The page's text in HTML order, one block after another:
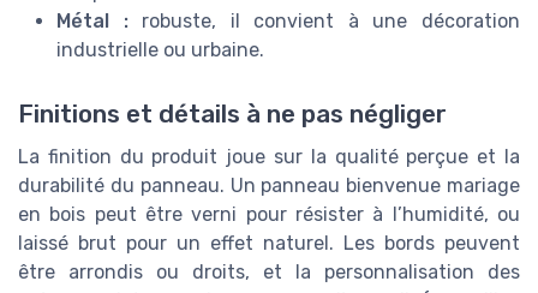
Métal :robuste, il convient à une décoration
industrielle ou urbaine.
Finitions et détails à ne pas négliger
La finition du produit joue sur la qualité perçue et la
durabilité du panneau. Un panneau bienvenue mariage
en bois peut être verni pour résister à l’humidité, ou
laissé brut pour un effet naturel. Les bords peuvent
être arrondis ou droits, et la personnalisation des